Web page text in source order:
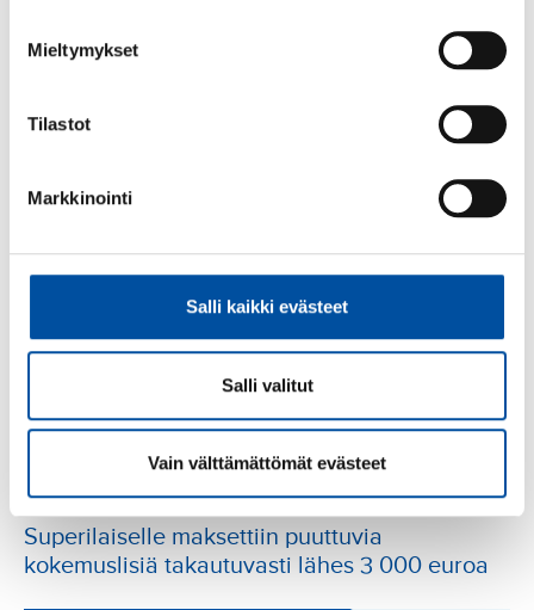
Mieltymykset
Tilastot
Markkinointi
Salli kaikki evästeet
Salli valitut
Vain välttämättömät evästeet
Puuttuvat lomapalkat maksettiin loppupalkan
SuPer-voitto
SuPer-voitto -16.06.2026
Superilaiselle maksettiin puuttuvia
kokemuslisiä takautuvasti lähes 3 000 euroa